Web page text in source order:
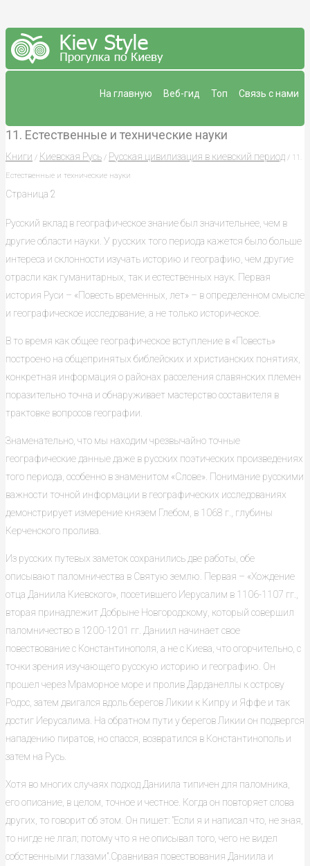
Связь с нами
Топ
Веб-гид
На главную
11. Естественные и технические науки
Книги / Киевская Русь / Русская цивилизация в киевский период / 11.
Естественные и технические науки
Страница 2
Русский вклад в географическое знание был значительнее, чем в
другие области науки. У русских того периода кажется было больше
интереса и склонности изучать историю и географию, чем другие
отрасли как гуманитарных, так и естественных наук. Первая
история Руси – «Повесть временных, лет» – в определенном смысле
и географическое исследование, а не только историческое.
В то время как общее географическое вступление в «Повесть»
построено на общепринятых библейских и христианских понятиях,
конкретная информация о районах расселения славянских племен
поразительно точна и обнаруживает мастерство составителя в
трактовке вопросов географии.
Знаменательно, что мы находим чрезвычайно точные
географические данные даже в русских поэтических произведениях
того периода, особенно в знаменитом «Слове». Понимание русскими
важности точной информации в географических исследованиях
демонстрирует измерение князем Глебом, в 1068 г., глубины
Керченского пролива.
Из русских путевых заметок сохранились две работы, обе
описывают паломничества в Святую землю. Первая – «Хождение
отца Даниила Киевского», посетившего Иерусалим в 1106-1107 гг.,
вторая принадлежит Добрыне Новгородскому, который совершил
паломничество в 1200-1201 гг. Даниил начинает свое
повествование с Константинополя, а не с Киева, что огорчительно, с
точки зрения изучающего русскую историю и географию. Он
прошел через Мраморное море и пролив Дарданеллы к острову
Родос, затем двигался вдоль берегов Ликии к Кипру и Яффе и так
достиг Иерусалима. На обратном пути у берегов Ликии он подвергся
нападению пиратов, но спасся, возвратился в Константинополь и
затем на Русь.
Хотя во многих случаях подход Даниила типичен для паломника,
его описание, в целом, точное и честное. Когда он повторяет слова
других, то говорит об этом. Он пишет: "Если я и написал что, не зная,
то нигде не лгал; потому что я не описывал того, чего не видел
собственными глазами".Сравнивая повествования Даниила и